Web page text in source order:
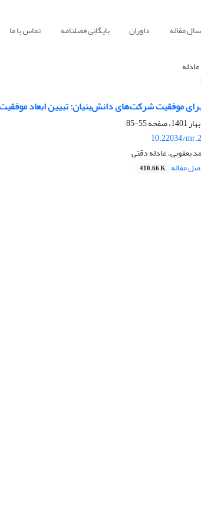
مقاله داوران بایگانی فصلنامه تماس با ما
برای موفقیت شرکت‌های دانش‌بنیان: تبیین ابعاد
55-85
10.22034/
یعقوبی، عادله دقتی
مقاله 410.66 K